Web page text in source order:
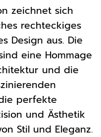
zeichnet sich
rechteckiges
Design aus. Die
eine Hommage
und die
perfekte
und Ästhetik
Stil und Eleganz.